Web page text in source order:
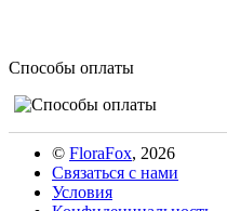
Способы оплаты
© FloraFox, 2026
Связаться с нами
Условия